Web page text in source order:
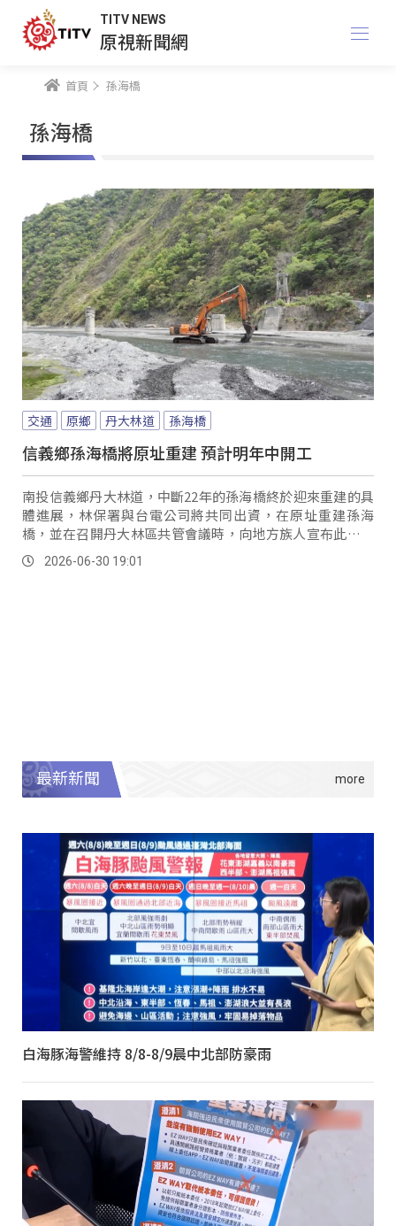
TITV NEWS
原視新聞網
首頁 孫海橋
孫海橋
交通 原鄉 丹大林道 孫海橋
信義鄉孫海橋將原址重建 預計明年中開工
南投信義鄉丹大林道，中斷22年的孫海橋終於迎來重建的具
體進展，林保署與台電公司將共同出資，在原址重建孫海
橋，並在召開丹大林區共管會議時，向地方族人宣布此一消
息。2026-06-30 19:01
最新新聞
白海豚海警維持 8/8-8/9晨中北部防豪雨